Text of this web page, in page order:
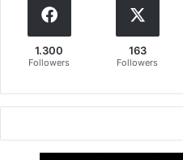
1.300
Followers
163
Followers